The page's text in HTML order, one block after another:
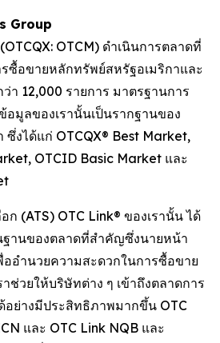
Group
(OTCQX: OTCM) ดำเนินการตลาดที่
ซื้อขายหลักทรัพย์สหรัฐอเมริกาและ
า 12,000 รายการ มาตรฐานการ
อมูลของเรานั้นเป็นรากฐานของ
ซึ่งได้แก่ OTCQX® Best Market,
OTCID Basic Market และ
ก (ATS) OTC Link® ของเรานั้น ได้
ฐานของตลาดที่สำคัญซึ่งนายหน้า
ออำนวยความสะดวกในการซื้อขาย
ช่วยให้บริษัทต่าง ๆ เข้าถึงตลาดการ
อย่างมีประสิทธิภาพมากขึ้น OTC
และ OTC Link NQB และ